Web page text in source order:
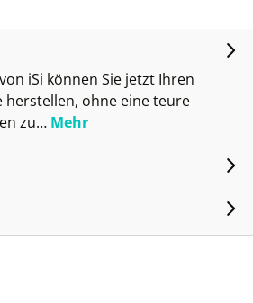
iSi können Sie jetzt Ihren
herstellen, ohne eine teure
zu… Mehr